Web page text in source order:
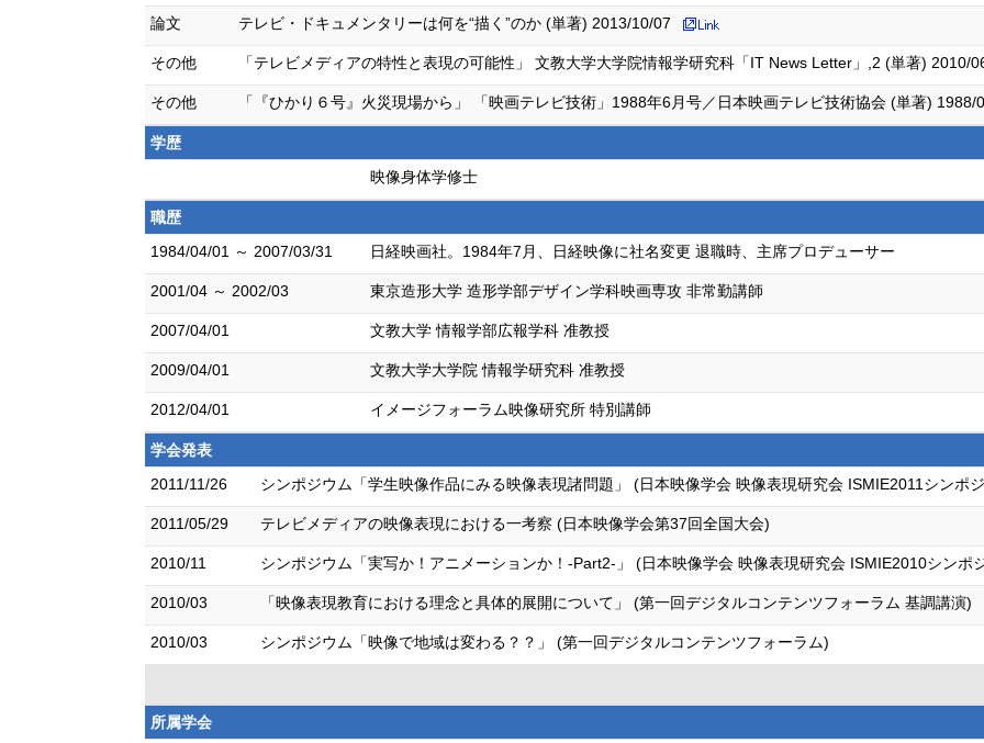
論文 テレビ・ドキュメンタリーは何を“描く”のか (単著) 2013/10/07
その他 「テレビメディアの特性と表現の可能性」 文教大学大学院情報学研究科「IT News Letter」,2 (単著) 2010/
その他 「『ひかり６号』火災現場から」 「映画テレビ技術」1988年6月号／日本映画テレビ技術協会 (単著) 1988/
学歴
映像身体学修士
職歴
1984/04/01 ～ 2007/03/31
日経映画社。1984年7月、日経映像に社名変更 退職時、主席プロデューサー
2001/04 ～ 2002/03 東京造形大学 造形学部デザイン学科映画専攻 非常勤講師
2007/04/01 文教大学 情報学部広報学科 准教授
2009/04/01 文教大学大学院 情報学研究科 准教授
2012/04/01 イメージフォーラム映像研究所 特別講師
学会発表
2011/11/26
シンポジウム「学生映像作品にみる映像表現諸問題」 (日本映像学会 映像表現研究会 ISMIE2011シンポ
2011/05/29 テレビメディアの映像表現における一考察 (日本映像学会第37回全国大会)
2010/11 シンポジウム「実写か！アニメーションか！-Part2-」 (日本映像学会 映像表現研究会 ISMIE2010シンポ
2010/03 「映像表現教育における理念と具体的展開について」 (第一回デジタルコンテンツフォーラム 基調講演)
2010/03 シンポジウム「映像で地域は変わる？？」 (第一回デジタルコンテンツフォーラム)
所属学会